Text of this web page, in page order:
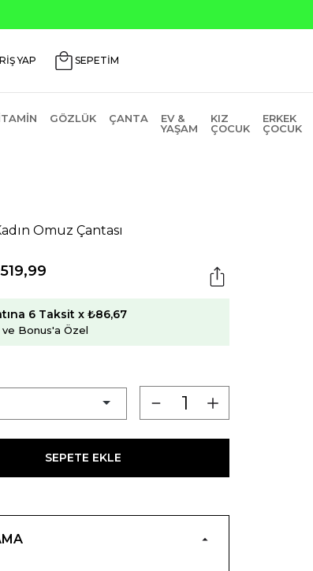
YAP SEPETİM
GÖZLÜK ÇANTA
EV &
YAŞAM
KIZ
ÇOCUK
ERKEK
ÇOCUK
Omuz Çantası
6 Taksit x ₺86,67
Bonus'a Özel
SEPETE EKLE